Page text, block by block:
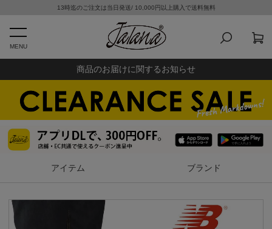
13時迄のご注文は当日発送/ 10,000円以上購入で送料無料
MENU
商品のお届けに関するお知らせ
アイテム ブランド